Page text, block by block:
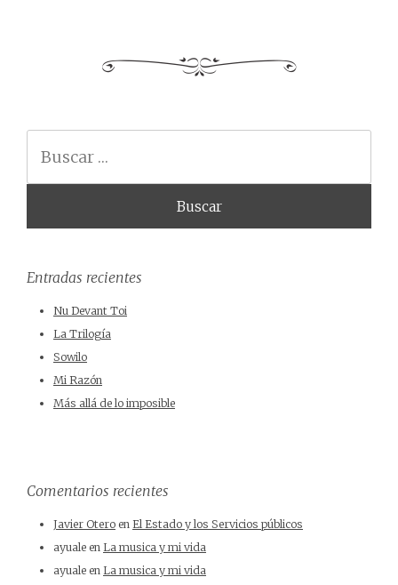
Entradas recientes
Nu Devant Toi
La Trilogía
Sowilo
Mi Razón
Más allá de lo imposible
Comentarios recientes
Javier Otero en El Estado y los Servicios públicos
ayuale en La musica y mi vida
ayuale en La musica y mi vida